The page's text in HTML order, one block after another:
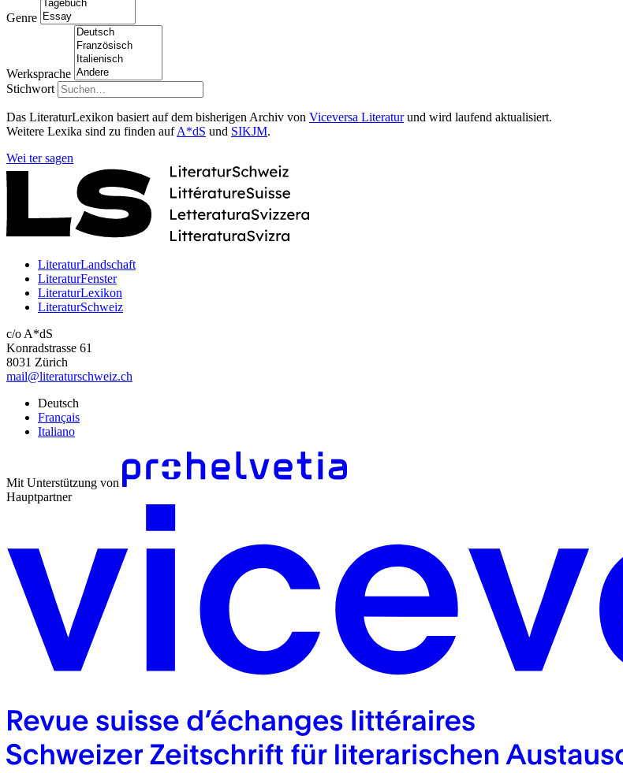
Genre
Werksprache
Stichwort
Das LiteraturLexikon basiert auf dem bisherigen Archiv von Viceversa Literaturund wird laufend aktualisiert.
Weitere Lexika sind zu finden aufA*dS und SIKJM.
Wei ter sagen
LiteraturLandschaft
LiteraturFenster
LiteraturLexikon
LiteraturSchweiz
c/o A*dS
Konradstrasse 61
8031 Zürich
mail@literaturschweiz.ch
Deutsch
Français
Italiano
Mit Unterstützung von
Hauptpartner